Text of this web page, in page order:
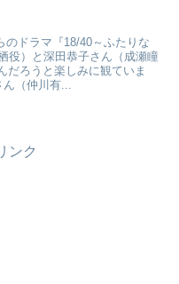
のドラマ『18/40～ふたりな
役）と深田恭子さん（成瀬瞳
だろうと楽しみに観ていま
ん（仲川有...
ンク